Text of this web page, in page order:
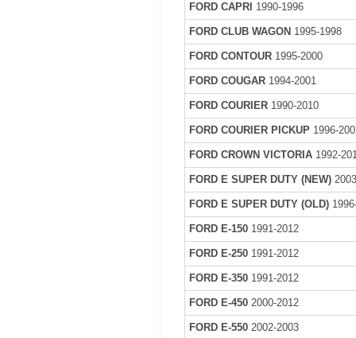
FORD CAPRI 1990-1996
FORD CLUB WAGON 1995-1998
FORD CONTOUR 1995-2000
FORD COUGAR 1994-2001
FORD COURIER 1990-2010
FORD COURIER PICKUP 1996-
FORD CROWN VICTORIA 1992-
FORD E SUPER DUTY (NEW)
FORD E SUPER DUTY (OLD)
FORD E-150 1991-2012
FORD E-250 1991-2012
FORD E-350 1991-2012
FORD E-450 2000-2012
FORD E-5502002-2003